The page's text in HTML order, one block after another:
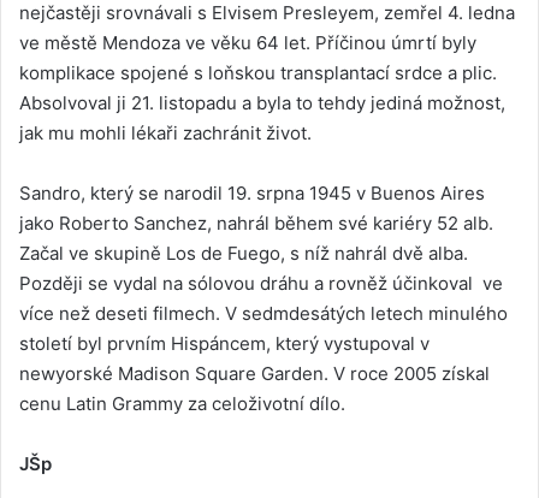
nejčastěji srovnávali s Elvisem Presleyem, zemřel 4. ledna
ve městě Mendoza ve věku 64 let. Příčinou úmrtí byly
komplikace spojené s loňskou transplantací srdce a plic.
Absolvoval ji 21. listopadu a byla to tehdy jediná možnost,
jak mu mohli lékaři zachránit život.
Sandro, který se narodil 19. srpna 1945 v Buenos Aires
jako Roberto Sanchez, nahrál během své kariéry 52 alb.
Začal ve skupině Los de Fuego, s níž nahrál dvě alba.
Později se vydal na sólovou dráhu a rovněž účinkoval ve
více než deseti filmech. V sedmdesátých letech minulého
století byl prvním Hispáncem, který vystupoval v
newyorské Madison Square Garden. V roce 2005 získal
cenu Latin Grammy za celoživotní dílo.
JŠp